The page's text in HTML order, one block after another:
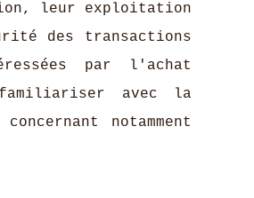
leur exploitation
des transactions
par l'achat
avec la
notamment